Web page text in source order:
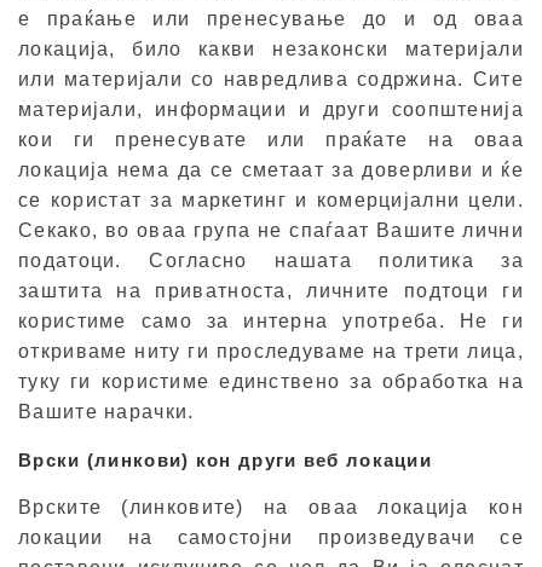
е праќање или пренесување до и од оваа
локација, било какви незаконски материјали
или материјали со навредлива содржина. Сите
материјали, информации и други соопштенија
кои ги пренесувате или праќате на оваа
локација нема да се сметаат за доверливи и ќе
се користат за маркетинг и комерцијални цели.
Секако, во оваа група не спаѓаат Вашите лични
податоци. Согласно нашата политика за
заштита на приватноста, личните подтоци ги
користиме само за интерна употреба. Не ги
откриваме ниту ги проследуваме на трети лица,
туку ги користиме единствено за обработка на
Вашите нарачки.
Врски (линкови) кон други веб локации
Врските (линковите) на оваа локација кон
локации на самостојни произведувачи се